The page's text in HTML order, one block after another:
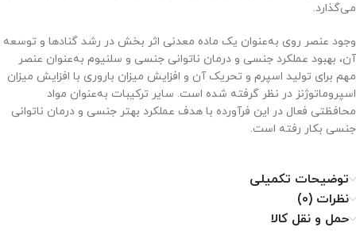
می‌گذارد.
وجود عنصر روی به‌عنوان یک ماده معدنی اثر بخش در رشد گنادها و توسعه
آن، بهبود عملکرد جنسی و درمان ناتوانی جنسی و سلنیوم به‌عنوان عنصر
مهم برای تولید اسپرم و تحریک آن و افزایش میزان باروری با افزایش میزان
اسپروماتوژنز در نظر گرفته شده است. سایر ترکیبات به‌عنوان مواد
محافظتی فعال در این فرآورده با هدف عملکرد بهتر جنسی و درمان ناتوانی
جنسی بکار رفته است.
توضیحات تکمیلی
نظرات (0)
حمل و نقل کالا